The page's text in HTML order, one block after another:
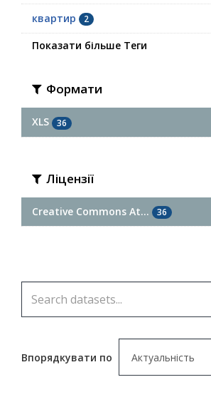
квартир 2
Показати більше Теги
Формати
XLS 36
Ліцензії
Creative Commons At... 36
Впорядкувати по